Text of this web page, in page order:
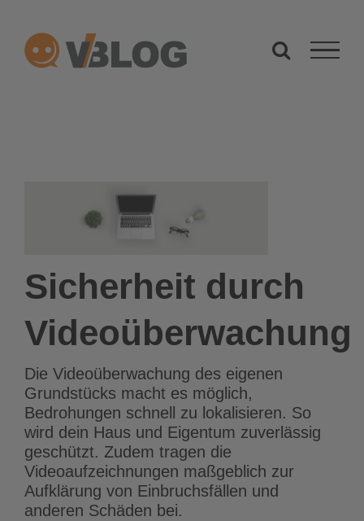
springen
Sicherheit durch
Videoüberwachung
Die Videoüberwachung des eigenen
Grundstücks macht es möglich,
Bedrohungen schnell zu lokalisieren. So
wird dein Haus und Eigentum zuverlässig
geschützt. Zudem tragen die
Videoaufzeichnungen maßgeblich zur
Aufklärung von Einbruchsfällen und
anderen Schäden bei.